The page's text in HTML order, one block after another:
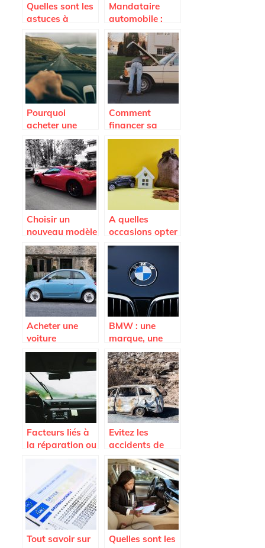
Quelles sont les
astuces à
connaître pour
payer le moins
cher possible
son assurance
auto ?
Mandataire
automobile :
Tout savoir sur
ce nouveau type
de vendeur auto
Pourquoi
acheter une
voiture
d’occasion ?
Comment
financer sa
flotte
pour son
entreprise ?
Choisir un
nouveau modèle
de voiture.
A quelles
occasions opter
pour la location
Acheter une
voiture
d’occasion, est-
BMW : une
marque, une
performance
Facteurs liés à
la réparation ou
remplacement
du pare-brise
Evitez les
accidents de
circulation avec
nos quelques
conseils !
Tout savoir sur
Quelles sont les